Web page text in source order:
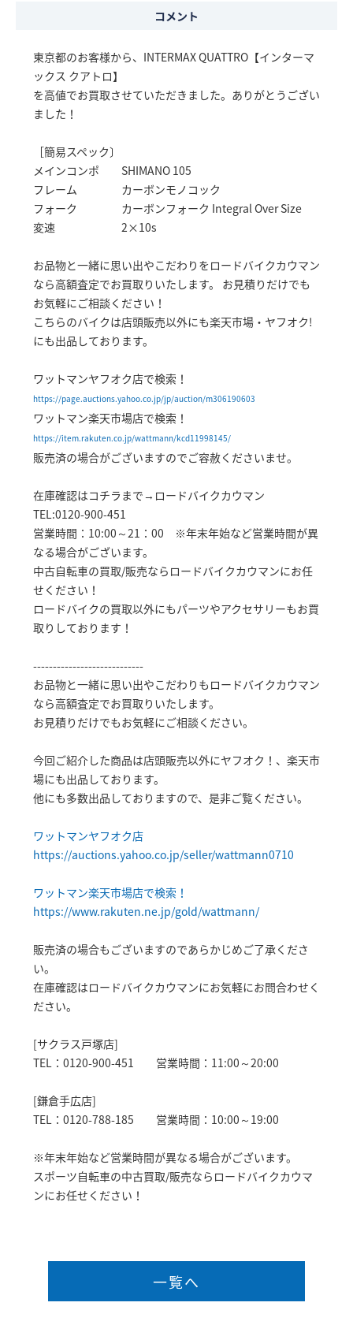
コメント
東京都のお客様から、INTERMAX QUATTRO【インターマ
ックス クアトロ】
を高値でお買取させていただきました。ありがとうござい
ました！
［簡易スペック〕
メインコンポ SHIMANO 105
フレーム カーボンモノコック
フォーク カーボンフォーク Integral Over Size
変速 2×10s
お品物と一緒に思い出やこだわりをロードバイクカウマン
なら高額査定でお買取りいたします。 お見積りだけでも
お気軽にご相談ください！
こちらのバイクは店頭販売以外にも楽天市場・ヤフオク!
にも出品しております。
ワットマンヤフオク店で検索！
https://page.auctions.yahoo.co.jp/jp/auction/m306190603
ワットマン楽天市場店で検索！
https://item.rakuten.co.jp/wattmann/kcd11998145/
販売済の場合がございますのでご容赦くださいませ。
在庫確認はコチラまで→ロードバイクカウマン
TEL:0120-900-451
営業時間：10:00～21：00 ※年末年始など営業時間が異
なる場合がございます。
中古自転車の買取/販売ならロードバイクカウマンにお任
せください！
ロードバイクの買取以外にもパーツやアクセサリーもお買
取りしております！
----------------------------
お品物と一緒に思い出やこだわりもロードバイクカウマン
なら高額査定でお買取りいたします。
お見積りだけでもお気軽にご相談ください。
今回ご紹介した商品は店頭販売以外にヤフオク！、楽天市
場にも出品しております。
他にも多数出品しておりますので、是非ご覧ください。
ワットマンヤフオク店
https://auctions.yahoo.co.jp/seller/wattmann0710
ワットマン楽天市場店で検索！
https://www.rakuten.ne.jp/gold/wattmann/
販売済の場合もございますのであらかじめご了承くださ
い。
在庫確認はロードバイクカウマンにお気軽にお問合わせく
ださい。
[サクラス戸塚店]
TEL：0120-900-451 営業時間：11:00～20:00
[鎌倉手広店]
TEL：0120-788-185 営業時間：10:00～19:00
※年末年始など営業時間が異なる場合がございます。
スポーツ自転車の中古買取/販売ならロードバイクカウマ
ンにお任せください！
一覧へ